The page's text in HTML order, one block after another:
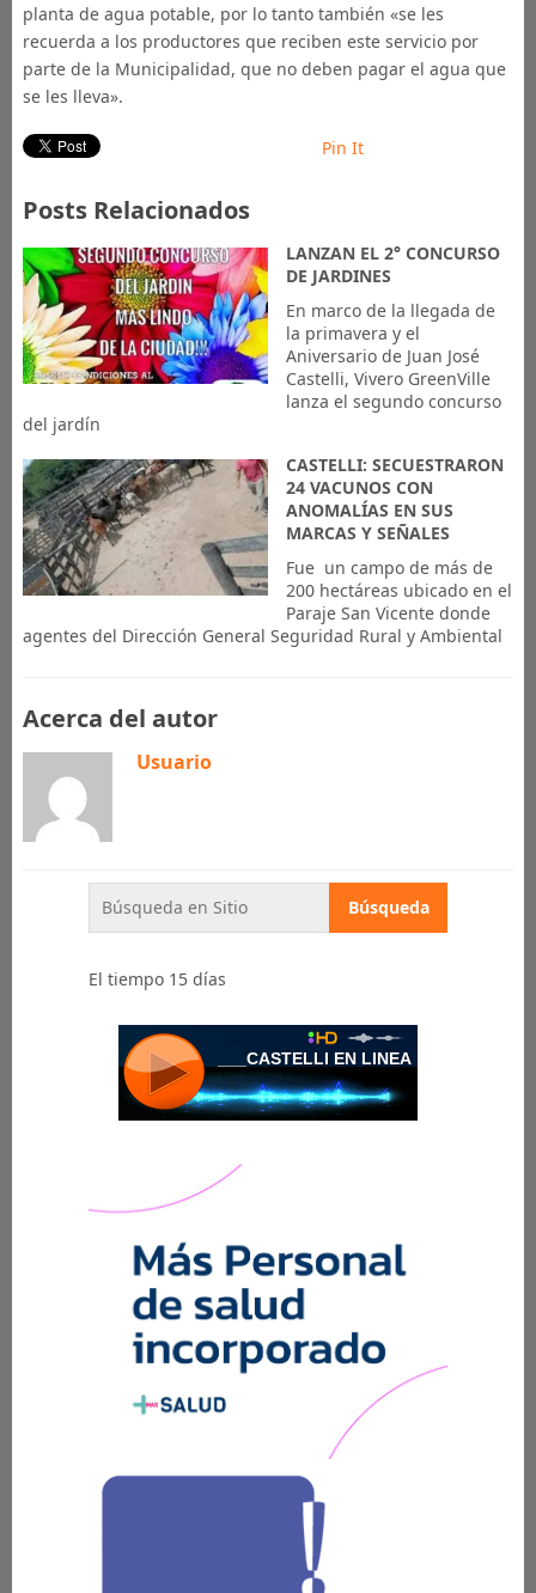
planta de agua potable, por lo tanto también «se les
recuerda a los productores que reciben este servicio por
parte de la Municipalidad, que no deben pagar el agua que
se les lleva».
Pin It
Posts Relacionados
LANZAN EL 2° CONCURSO
DE JARDINES
En marco de la llegada de
la primavera y el
Aniversario de Juan José
Castelli, Vivero GreenVille
lanza el segundo concurso
del jardín
CASTELLI: SECUESTRARON
24 VACUNOS CON
ANOMALÍAS EN SUS
MARCAS Y SEÑALES
Fue un campo de más de
200 hectáreas ubicado en el
Paraje San Vicente donde
agentes del Dirección General Seguridad Rural y Ambiental
Acerca del autor
Usuario
El tiempo 15 días